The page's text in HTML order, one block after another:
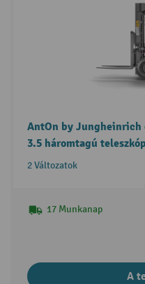
AntOn by Jungheinrich
3.5 háromtagú
teherbírással,
2 Változatok
17 Munkanap
A